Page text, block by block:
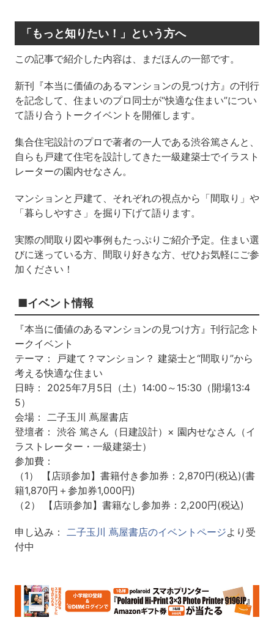
「もっと知りたい！」という方へ
この記事で紹介した内容は、まだほんの一部です。
新刊『本当に価値のあるマンションの見つけ方』の刊行
を記念して、住まいのプロ同士が“快適な住まい”につい
て語り合うトークイベントを開催します。
集合住宅設計のプロで著者の一人である渋谷篤さんと、
自らも戸建て住宅を設計してきた一級建築士でイラスト
レーターの園内せなさん。
マンションと戸建て、それぞれの視点から「間取り」や
「暮らしやすさ」を掘り下げて語ります。
実際の間取り図や事例もたっぷりご紹介予定。住まい選
びに迷っている方、間取り好きな方、ぜひお気軽にご参
加ください！
■イベント情報
『本当に価値のあるマンションの見つけ方』刊行記念ト
ークイベント
テーマ： 戸建て？マンション？ 建築士と“間取り”から
考える快適な住まい
日時： 2025年7月5日（土）14:00～15:30（開場13:4
5）
会場： 二子玉川 蔦屋書店
登壇者： 渋谷 篤さん（日建設計）× 園内せなさん（イ
ラストレーター・一級建築士）
参加費：
（1） 【店頭参加】書籍付き参加券：2,870円(税込)(書
籍1,870円＋参加券1,000円)
（2） 【店頭参加】書籍なし参加券：2,200円(税込)
申し込み： 二子玉川 蔦屋書店のイベントページより受
付中